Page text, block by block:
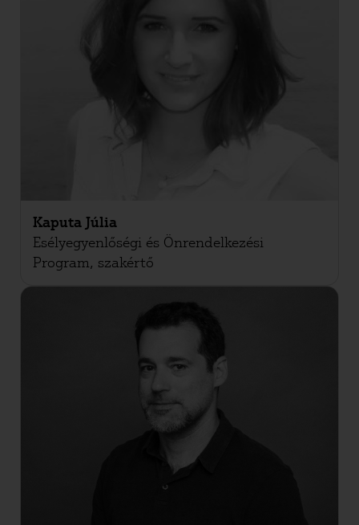
Kaputa Júlia
Esélyegyenlőségi és Önrendelkezési
Program, szakértő